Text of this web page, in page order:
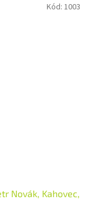
Novák, Kahovec,
Kód: 1003